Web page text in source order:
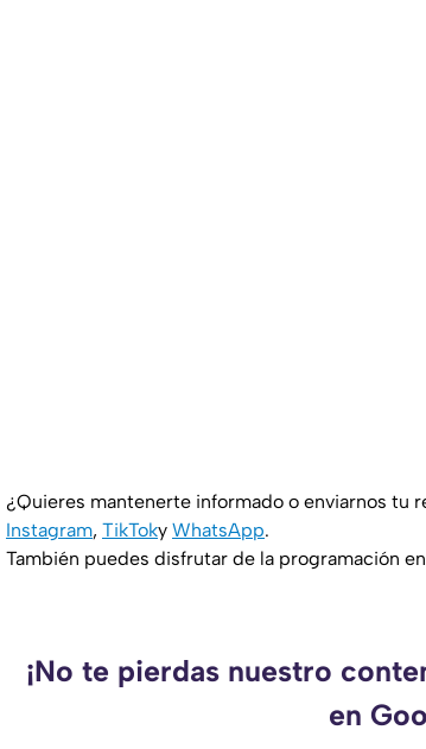
¿Quieres mantenerte informado o enviarnos tu
Instagram, TikToky WhatsApp.
También puedes disfrutar de la programación
¡No te pierdas nuestro
en